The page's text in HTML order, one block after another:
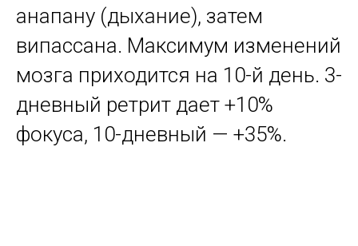
анапану (дыхание), затем
випассана. Максимум изменений
мозга приходится на 10-й день. 3-
дневный ретрит дает +10%
фокуса, 10-дневный — +35%.